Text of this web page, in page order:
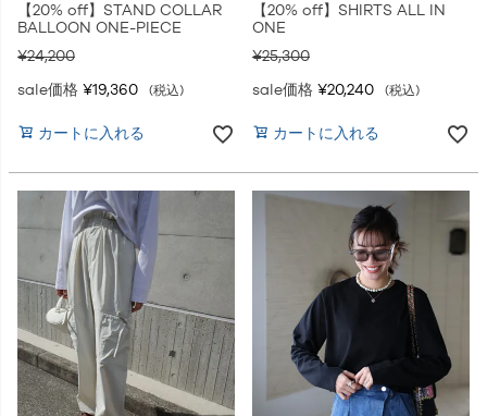
【20% off】STAND COLLAR
BALLOON ONE-PIECE
¥24,200
sale価格 ¥19,360 税込
カートに入れる
【20% off】SHIRTS ALL IN
ONE
¥25,300
sale価格 ¥20,240 税込
カートに入れる